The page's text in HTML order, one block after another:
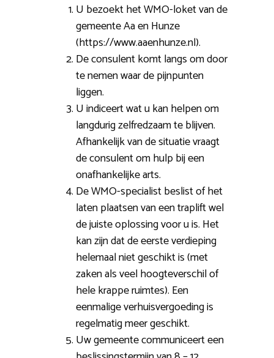
U bezoekt het WMO-loket van de
gemeente Aa en Hunze
(https://www.aaenhunze.nl).
De consulent komt langs om door
te nemen waar de pijnpunten
liggen.
U indiceert wat u kan helpen om
langdurig zelfredzaam te blijven.
Afhankelijk van de situatie vraagt
de consulent om hulp bij een
onafhankelijke arts.
De WMO-specialist beslist of het
laten plaatsen van een traplift wel
de juiste oplossing voor u is. Het
kan zijn dat de eerste verdieping
helemaal niet geschikt is (met
zaken als veel hoogteverschil of
hele krappe ruimtes). Een
eenmalige verhuisvergoeding is
regelmatig meer geschikt.
Uw gemeente communiceert een